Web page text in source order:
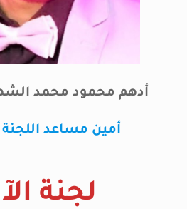
أدهم محمود محمد
أمين مساعد اللجنة
لجنة